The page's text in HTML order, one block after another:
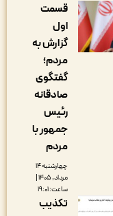
قسمت
اول
گزارش به
گفتگوی
صادقانه
جمهور با
چهارشنبه ۱۴
مرداد, ۱۴۰۵ |
تکذیب